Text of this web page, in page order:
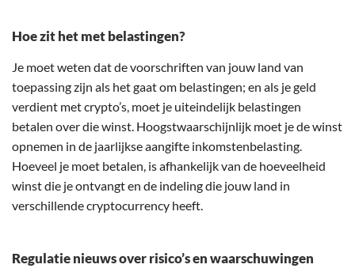
Hoe zit het met belastingen?
Je moet weten dat de voorschriften van jouw land van
toepassing zijn als het gaat om belastingen; en als je geld
verdient met crypto’s, moet je uiteindelijk belastingen
betalen over die winst. Hoogstwaarschijnlijk moet je de winst
opnemen in de jaarlijkse aangifte inkomstenbelasting.
Hoeveel je moet betalen, is afhankelijk van de hoeveelheid
winst die je ontvangt en de indeling die jouw land in
verschillende cryptocurrency heeft.
Regulatie nieuws over risico’s en waarschuwingen